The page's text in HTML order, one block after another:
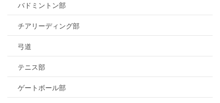
バドミントン部
チアリーディング部
弓道
テニス部
ゲートボール部